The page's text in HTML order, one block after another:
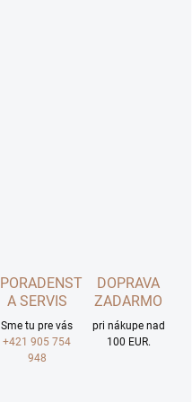
PORADENSTVO
A SERVIS
Sme tu pre vás
+421 905 754
948
DOPRAVA
ZADARMO
pri nákupe nad
100 EUR.